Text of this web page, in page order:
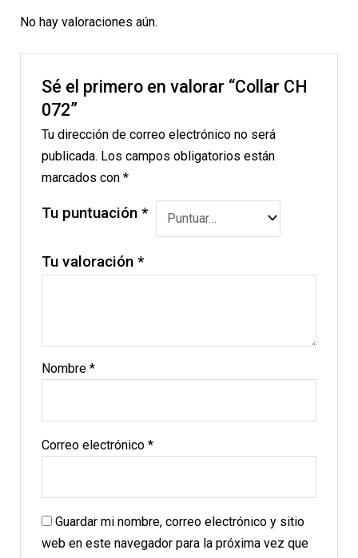
No hay valoraciones aún.
Sé el primero en valorar “Collar CH
072”
Tu dirección de correo electrónico no será
publicada. Los campos obligatorios están
marcados con*
Tu puntuación*
Tu valoración*
Nombre*
Correo electrónico*
Guardar mi nombre, correo electrónico y sitio
web en este navegador para la próxima vez que